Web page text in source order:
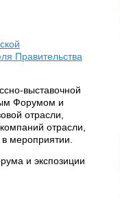
Правительства
выставочной
Форумом и
отрасли,
отрасли,
мероприятии.
и экспозиции